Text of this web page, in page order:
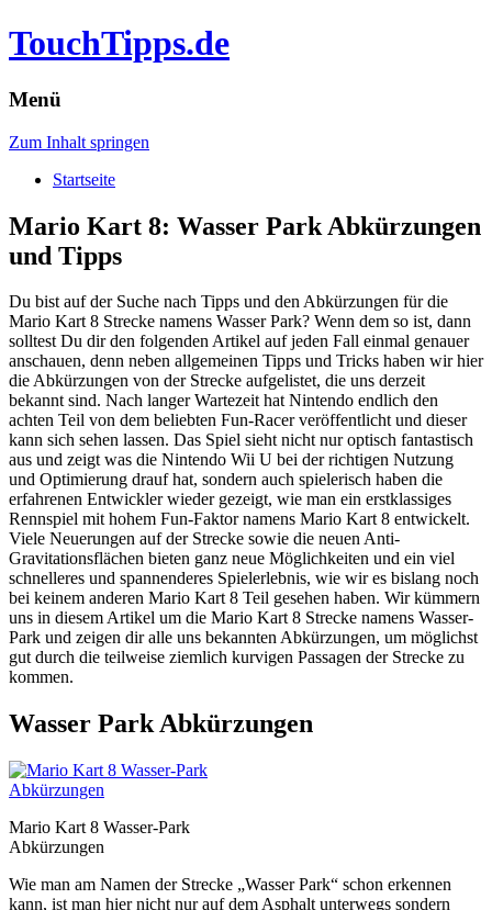
TouchTipps.de
Menü
Zum Inhalt springen
Startseite
Mario Kart 8: Wasser Park Abkürzungen
und Tipps
Du bist auf der Suche nach Tipps und den Abkürzungen für die
Mario Kart 8 Strecke namens Wasser Park? Wenn dem so ist, dann
solltest Du dir den folgenden Artikel auf jeden Fall einmal genauer
anschauen, denn neben allgemeinen Tipps und Tricks haben wir hier
die Abkürzungen von der Strecke aufgelistet, die uns derzeit
bekannt sind. Nach langer Wartezeit hat Nintendo endlich den
achten Teil von dem beliebten Fun-Racer veröffentlicht und dieser
kann sich sehen lassen. Das Spiel sieht nicht nur optisch fantastisch
aus und zeigt was die Nintendo Wii U bei der richtigen Nutzung
und Optimierung drauf hat, sondern auch spielerisch haben die
erfahrenen Entwickler wieder gezeigt, wie man ein erstklassiges
Rennspiel mit hohem Fun-Faktor namens Mario Kart 8 entwickelt.
Viele Neuerungen auf der Strecke sowie die neuen Anti-
Gravitationsflächen bieten ganz neue Möglichkeiten und ein viel
schnelleres und spannenderes Spielerlebnis, wie wir es bislang noch
bei keinem anderen Mario Kart 8 Teil gesehen haben. Wir kümmern
uns in diesem Artikel um die Mario Kart 8 Strecke namens Wasser-
Park und zeigen dir alle uns bekannten Abkürzungen, um möglichst
gut durch die teilweise ziemlich kurvigen Passagen der Strecke zu
kommen.
Wasser Park Abkürzungen
Mario Kart 8 Wasser-Park
Abkürzungen
Wie man am Namen der Strecke „Wasser Park“ schon erkennen
kann, ist man hier nicht nur auf dem Asphalt unterwegs sondern